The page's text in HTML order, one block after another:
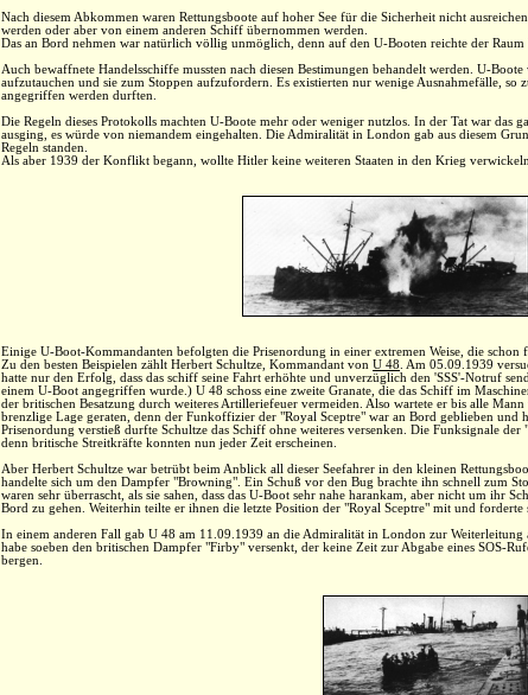
Nach diesem Abkommen waren Rettungsboote auf hoher See für die Sicherheit nicht
werden oder aber von einem anderen Schiff übernommen werden.
Das an Bord nehmen war natürlich völlig unmöglich, denn auf den U-Booten reichte der Raum
Auch bewaffnete Handelsschiffe mussten nach diesen Bestimungen behandelt werden. U-
aufzutauchen und sie zum Stoppen aufzufordern. Es existierten nur wenige Ausnahmefälle,
angegriffen werden durften.
Die Regeln dieses Protokolls machten U-Boote mehr oder weniger nutzlos. In der Tat war das
ausging, es würde von niemandem eingehalten. Die Admiralität in London gab aus diesem
Regeln standen.
Als aber 1939 der Konflikt begann, wollte Hitler keine weiteren Staaten in den Krieg
Einige U-Boot-Kommandanten befolgten die Prisenordung in einer extremen Weise, die schon
Zu den besten Beispielen zählt Herbert Schultze, Kommandant von U 48 . Am 05.09.1939
hatte nur den Erfolg, dass das schiff seine Fahrt erhöhte und unverzüglich den 'SSS'-Notruf
einem U-Boot angegriffen wurde.) U 48 schoss eine zweite Granate, die das Schiff im
der britischen Besatzung durch weiteres Artilleriefeuer vermeiden. Also wartete er bis alle
brenzlige Lage geraten, denn der Funkoffizier der "Royal Sceptre" war an Bord geblieben
Prisenordung verstieß durfte Schultze das Schiff ohne weiteres versenken. Die Funksignale
denn britische Streitkräfte konnten nun jeder Zeit erscheinen.
Aber Herbert Schultze war betrübt beim Anblick all dieser Seefahrer in den kleinen
handelte sich um den Dampfer "Browning". Ein Schuß vor den Bug brachte ihn schnell zum
waren sehr überrascht, als sie sahen, dass das U-Boot sehr nahe harankam, aber nicht um ihr
Bord zu gehen. Weiterhin teilte er ihnen die letzte Position der "Royal Sceptre" mit und forderte
In einem anderen Fall gab U 48 am 11.09.1939 an die Admiralität in London zur
habe soeben den britischen Dampfer "Firby" versenkt, der keine Zeit zur Abgabe eines SOS-
bergen.